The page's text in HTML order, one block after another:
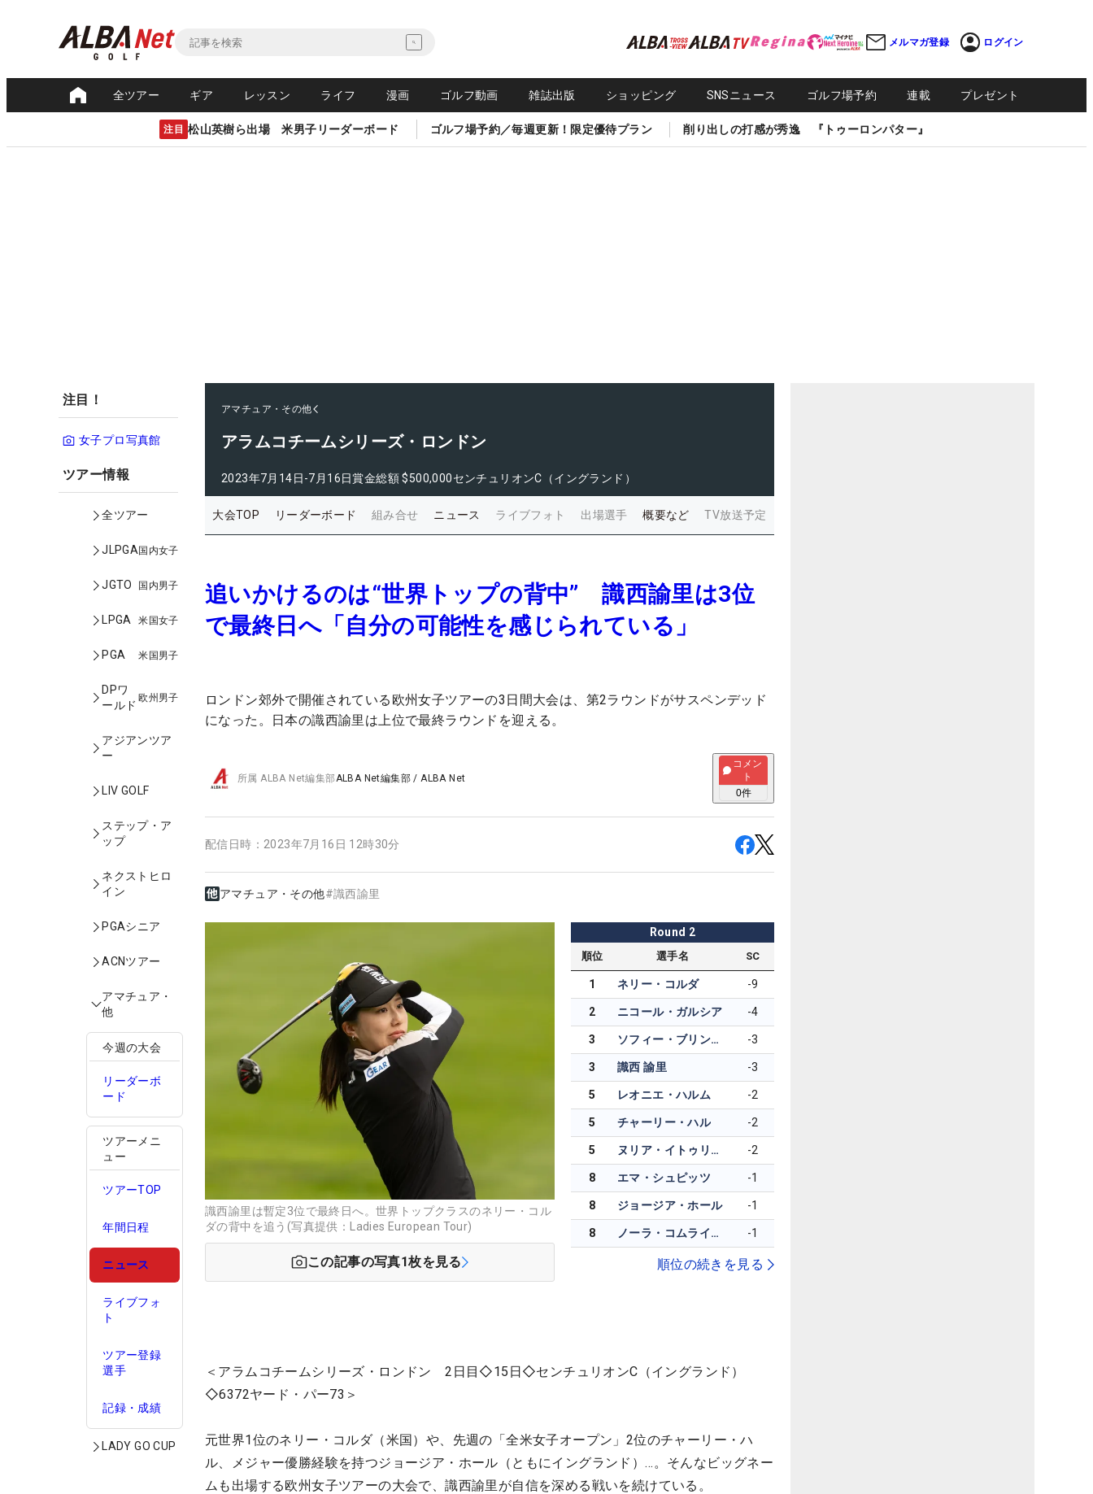
メルマガ登録 ログイン
全ツアー ギア レッスン ライフ 漫画 ゴルフ動画 雑誌出版 ショッピング SNSニュース ゴルフ場予約 連載 プレゼント
注目 松山英樹ら出場 米男子リーダーボード ゴルフ場予約／毎週更新！限定優待プラン 削り出しの打感が秀逸 『トゥーロンパター』
注目！
女子プロ写真館
ツアー情報
全ツアー
JLPGA国内女子
JGTO 国内男子
LPGA 米国女子
PGA 米国男子
DPワ
ールド
欧州男子
アジアンツア
ー
LIV GOLF
ステップ・ア
ップ
ネクストヒロ
イン
PGAシニア
ACNツアー
アマチュア・
他
今週の大会
リーダーボ
ード
ツアーメニ
ュー
ツアーTOP
年間日程
ニュース
ライブフォ
ト
ツアー登録
選手
記録・成績
LADY GO CUP
アマチュア・その他
アラムコチームシリーズ・ロンドン
2023年7月14日-7月16日賞金総額 $500,000センチュリオンC（イングランド）
大会TOP リーダーボード 組み合せ ニュース ライブフォト 出場選手 概要など TV放送予定
追いかけるのは“世界トップの背中” 識西諭里は3位
で最終日へ「自分の可能性を感じられている」
ロンドン郊外で開催されている欧州女子ツアーの3日間大会は、第2ラウンドがサスペンデッド
になった。日本の識西諭里は上位で最終ラウンドを迎える。
所属ALBA Net編集部ALBA Net編集部 /ALBA Net
コメン
ト
0件
配信日時： 2023年7月16日 12時30分
アマチュア・その他#識西諭里
識西諭里は暫定3位で最終日へ。世界トップクラスのネリー・コル
ダの背中を追う(写真提供：Ladies European Tour)
この記事の写真1枚を見る
Round 2
順位 選手名 SC
1 ネリー・コルダ -9
2 ニコール・ガルシア -4
3 ソフィー・ブリングナー -3
3 識西 諭里 -3
5 レオニエ・ハルム -2
5 チャーリー・ハル -2
5 ヌリア・イトゥリオス -2
8 エマ・シュピッツ -1
8 ジョージア・ホール -1
8 ノーラ・コムライネン -1
順位の続きを見る
＜アラムコチームシリーズ・ロンドン 2日目◇15日◇センチュリオンC（イングランド）
◇6372ヤード・パー73＞
元世界1位のネリー・コルダ（米国）や、先週の「全米女子オープン」2位のチャーリー・ハ
ル、メジャー優勝経験を持つジョージア・ホール（ともにイングランド）…。そんなビッグネー
ムも出場する欧州女子ツアーの大会で、識西諭里が自信を深める戦いを続けている。